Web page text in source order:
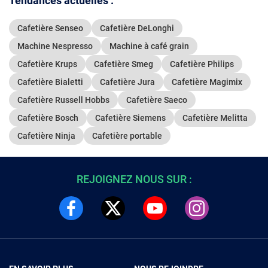
Cafetière Senseo
Cafetière DeLonghi
Machine Nespresso
Machine à café grain
Cafetière Krups
Cafetière Smeg
Cafetière Philips
Cafetière Bialetti
Cafetière Jura
Cafetière Magimix
Cafetière Russell Hobbs
Cafetière Saeco
Cafetière Bosch
Cafetière Siemens
Cafetière Melitta
Cafetière Ninja
Cafetière portable
REJOIGNEZ NOUS SUR :